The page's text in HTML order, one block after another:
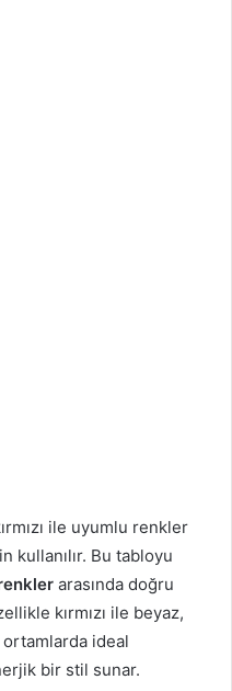
ile uyumlu renkler
kullanılır. Bu tabloyu
arasında doğru
kırmızı ile beyaz,
ideal
bir stil sunar.